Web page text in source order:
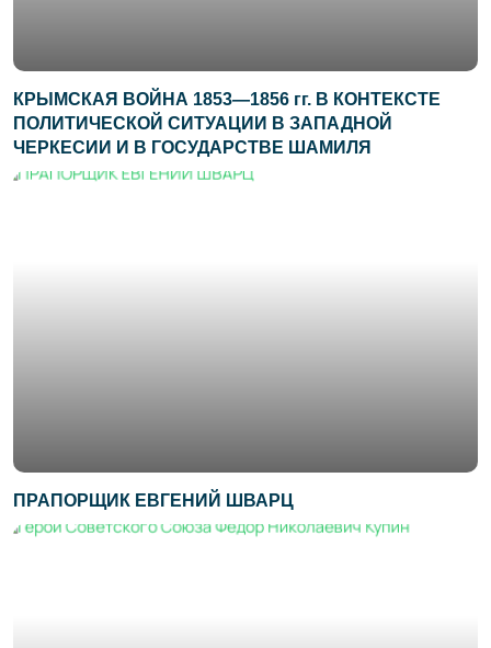
КРЫМСКАЯ ВОЙНА 1853—1856 гг. В КОНТЕКСТЕ
ПОЛИТИЧЕСКОЙ СИТУАЦИИ В ЗАПАДНОЙ
ЧЕРКЕСИИ И В ГОСУДАРСТВЕ ШАМИЛЯ
ПРАПОРЩИК ЕВГЕНИЙ ШВАРЦ